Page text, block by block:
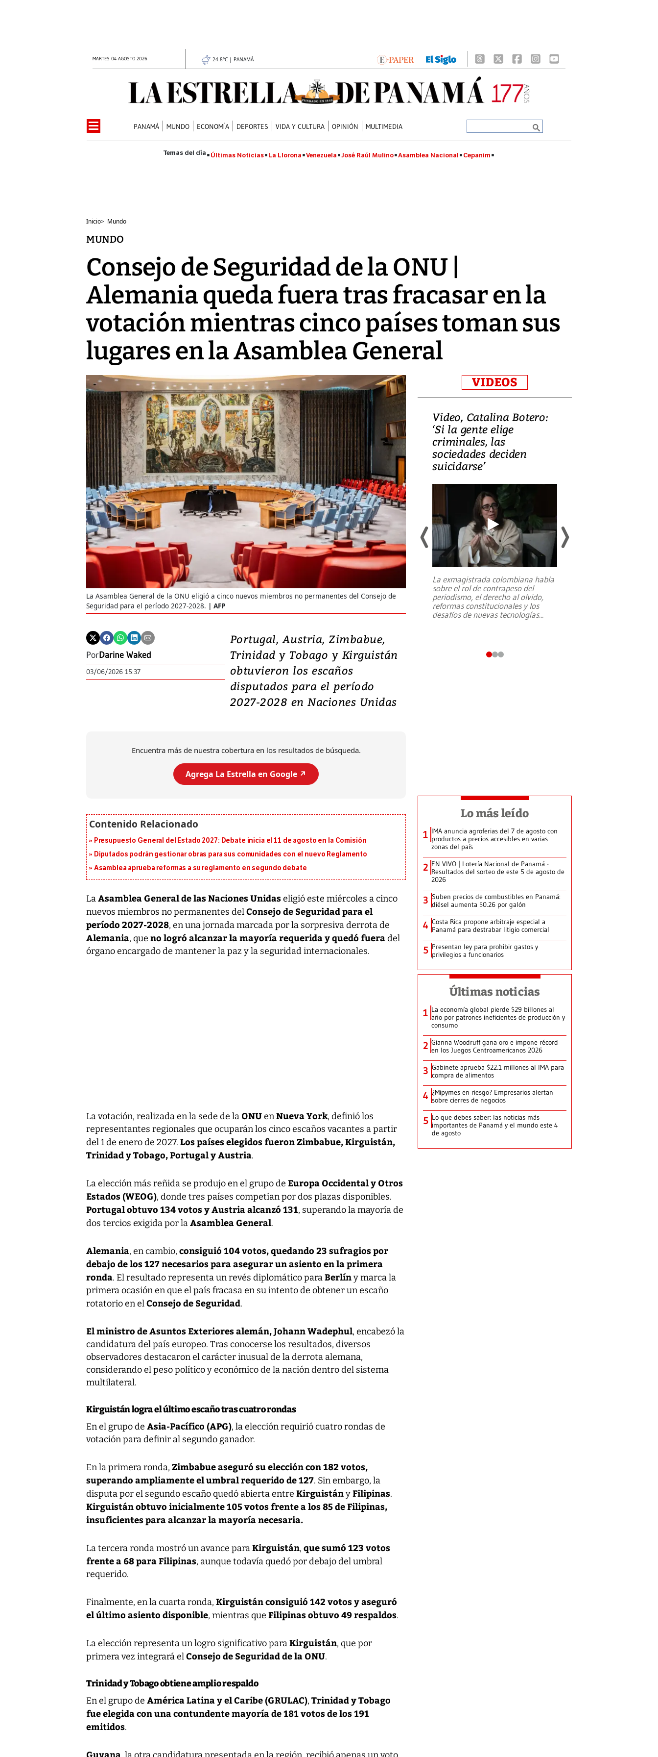
MARTES 04 AGOSTO 2026 24.8°C | PANAMÁ
PANAMÁ MUNDO ECONOMÍA DEPORTES VIDA Y CULTURA OPINIÓN MULTIMEDIA
Últimas Noticias La Llorona Venezuela José Raúl Mulino Asamblea Nacional Cepanim
Inicio> Mundo
MUNDO
Consejo de Seguridad de la ONU |
Alemania queda fuera tras fracasar en la
votación mientras cinco países toman sus
lugares en la Asamblea General
La Asamblea General de la ONU eligió a cinco nuevos miembros no permanentes del Consejo de
Seguridad para el período 2027-2028.
AFP
PorDarine Waked
03/06/2026 15:37
Portugal, Austria, Zimbabue,
Trinidad y Tobago y Kirguistán
obtuvieron los escaños
disputados para el período
2027-2028 en Naciones Unidas
Encuentra más de nuestra cobertura en los resultados de búsqueda.
Agrega La Estrella en Google ↗️
Presupuesto General del Estado 2027: Debate inicia el 11 de agosto en la Comisión
Diputados podrán gestionar obras para sus comunidades con el nuevo Reglamento
Asamblea aprueba reformas a su reglamento en segundo debate
LaAsamblea General de las Naciones Unidaseligió este miércoles a cinco
nuevos miembros no permanentes delConsejo de Seguridad para el
período 2027-2028, en una jornada marcada por la sorpresiva derrota de
Alemania, que no logró alcanzar la mayoría requerida y quedó fueradel
órgano encargado de mantener la paz y la seguridad internacionales.
La votación, realizada en la sede de la ONUenNueva York, definió los
representantes regionales que ocuparán los cinco escaños vacantes a partir
del 1 de enero de 2027. Los países elegidos fueron Zimbabue, Kirguistán,
Trinidad y Tobago, Portugal y Austria.
La elección más reñida se produjo en el grupo de Europa Occidental y Otros
Estados (WEOG), donde tres países competían por dos plazas disponibles.
Portugal obtuvo 134 votos y Austria alcanzó 131, superando la mayoría de
dos tercios exigida por laAsamblea General.
Alemania, en cambio, consiguió 104 votos, quedando 23 sufragios por
debajo de los 127 necesarios para asegurar un asiento en la primera
ronda. El resultado representa un revés diplomático paraBerlíny marca la
primera ocasión en que el país fracasa en su intento de obtener un escaño
rotatorio en elConsejo de Seguridad.
El ministro de Asuntos Exteriores alemán, Johann Wadephul, encabezó la
candidatura del país europeo. Tras conocerse los resultados, diversos
observadores destacaron el carácter inusual de la derrota alemana,
considerando el peso político y económico de la nación dentro del sistema
multilateral.
Kirguistán logra el último escaño tras cuatro rondas
En el grupo de Asia-Pacífico (APG), la elección requirió cuatro rondas de
votación para definir al segundo ganador.
En la primera ronda, Zimbabue aseguró su elección con 182 votos,
superando ampliamente el umbral requerido de 127. Sin embargo, la
disputa por el segundo escaño quedó abierta entre KirguistányFilipinas.
Kirguistán obtuvo inicialmente 105 votos frente a los 85 de Filipinas,
insuficientes para alcanzar la mayoría necesaria.
La tercera ronda mostró un avance paraKirguistán, que sumó 123 votos
frente a 68 para Filipinas, aunque todavía quedó por debajo del umbral
requerido.
Finalmente, en la cuarta ronda, Kirguistán consiguió 142 votos y aseguró
el último asiento disponible, mientras que Filipinas obtuvo 49 respaldos.
La elección representa un logro significativo paraKirguistán, que por
primera vez integrará elConsejo de Seguridad de la ONU.
Trinidad y Tobago obtiene amplio respaldo
En el grupo de América Latina y el Caribe (GRULAC), Trinidad y Tobago
fue elegida con una contundente mayoría de 181 votos de los 191
emitidos.
Guyana
VIDEOS
Video, Japón: Terremoto
deja heridos y graves
daños en Kumamoto
Un fuerte terremoto de magnitud
7,1 se registró este martes 28 de
julio en la prefectura de Kumamoto,
al sur de Japón, provocando una
emergencia de gran...
Video, Catalina Botero:
‘Si la gente elige
criminales, las
sociedades deciden
suicidarse’
La exmagistrada colombiana habla
sobre el rol de contrapeso del
periodismo, el derecho al olvido,
reformas constitucionales y los
desafíos de nuevas tecnologías...
Lo más leído
1 IMA anuncia agroferias del 7 de agosto con
productos a precios accesibles en varias
zonas del país
2 EN VIVO | Lotería Nacional de Panamá -
Resultados del sorteo de este 5 de agosto de
2026
3 Suben precios de combustibles en Panamá:
diésel aumenta $0.26 por galón
4 Costa Rica propone arbitraje especial a
Panamá para destrabar litigio comercial
5 Presentan ley para prohibir gastos y
privilegios a funcionarios
Últimas noticias
1 La economía global pierde $29 billones al
año por patrones ineficientes de producción y
consumo
2 Gianna Woodruff gana oro e impone récord
en los Juegos Centroamericanos 2026
3 Gabinete aprueba $22.1 millones al IMA para
compra de alimentos
4 ¿Mipymes en riesgo? Empresarios alertan
sobre cierres de negocios
5 Lo que debes saber: las noticias más
importantes de Panamá y el mundo este 4
de agosto